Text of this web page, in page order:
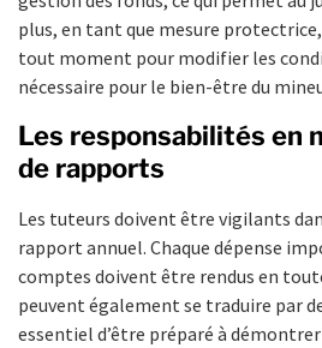
plus, en tant que mesure
tout moment pour modifier les
nécessaire pour le bien-être du
Les responsabilités en
de rapports
Les tuteurs doivent être vigilants
rapport annuel. Chaque dépense
comptes doivent être rendus en
peuvent également se traduire par
essentiel d’être préparé à